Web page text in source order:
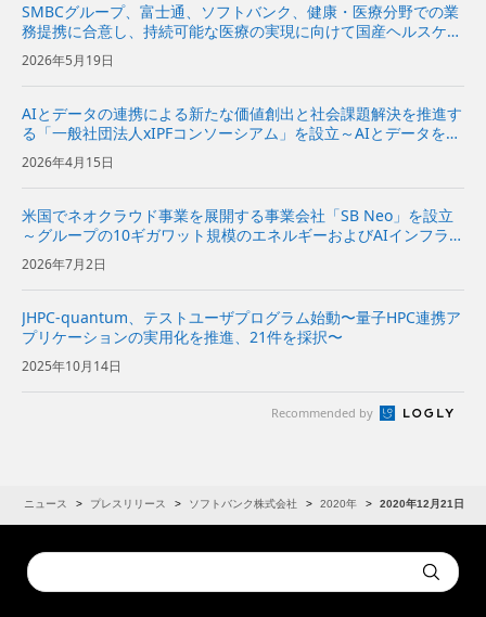
SMBCグループ、富士通、ソフトバンク、健康・医療分野での業
務提携に合意し、持続可能な医療の実現に向けて国産ヘルスケア
基盤を構築〜国民の健康寿命延伸と医療機関の経営効率化、国の
医療費抑制に寄与〜
2026年5月19日
AIとデータの連携による新たな価値創出と社会課題解決を推進す
る「一般社団法人xIPFコンソーシアム」を設立～AIとデータを分
散環境下で安全かつ柔軟に活用できるAIスペースの実現をめざす
～
2026年4月15日
米国でネオクラウド事業を展開する事業会社「SB Neo」を設立
～グループの10ギガワット規模のエネルギーおよびAIインフラを
基に、米国の企業向けにネオクラウドサービスを提供～
2026年7月2日
JHPC-quantum、テストユーザプログラム始動〜量子HPC連携ア
プリケーションの実用化を推進、21件を採択〜
2025年10月14日
Recommended by
ニュース プレスリリース ソフトバンク株式会社 2020年 2020年12月21日
Conduct
a
Submit